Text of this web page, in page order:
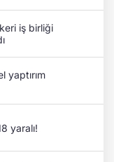
iş birliği
yaptırım
yaralı!